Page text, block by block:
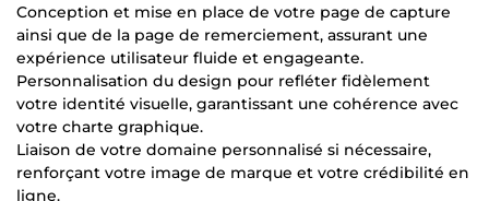
Conception et mise en place de votre page de capture
ainsi que de la page de remerciement, assurant une
expérience utilisateur fluide et engageante.
Personnalisation du design pour refléter fidèlement
votre identité visuelle, garantissant une cohérence avec
votre charte graphique.
Liaison de votre domaine personnalisé si nécessaire,
renforçant votre image de marque et votre crédibilité en
ligne.